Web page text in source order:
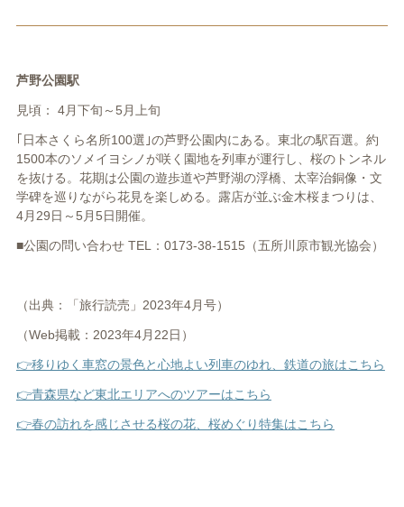
芦野公園駅
見頃： 4月下旬～5月上旬
｢日本さくら名所100選｣の芦野公園内にある。東北の駅百選。約
1500本のソメイヨシノが咲く園地を列車が運行し、桜のトンネル
を抜ける。花期は公園の遊歩道や芦野湖の浮橋、太宰治銅像・文
学碑を巡りながら花見を楽しめる。露店が並ぶ金木桜まつりは、
4月29日～5月5日開催。
■公園の問い合わせ TEL：0173-38-1515（五所川原市観光協会）
（出典：「旅行読売」 2023年4月号）
（Web掲載： 2023年4月22日）
👉移りゆく車窓の景色と心地よい列車のゆれ、鉄道の旅はこちら
👉青森県など東北エリアへのツアーはこちら
👉春の訪れを感じさせる桜の花、桜めぐり特集はこちら